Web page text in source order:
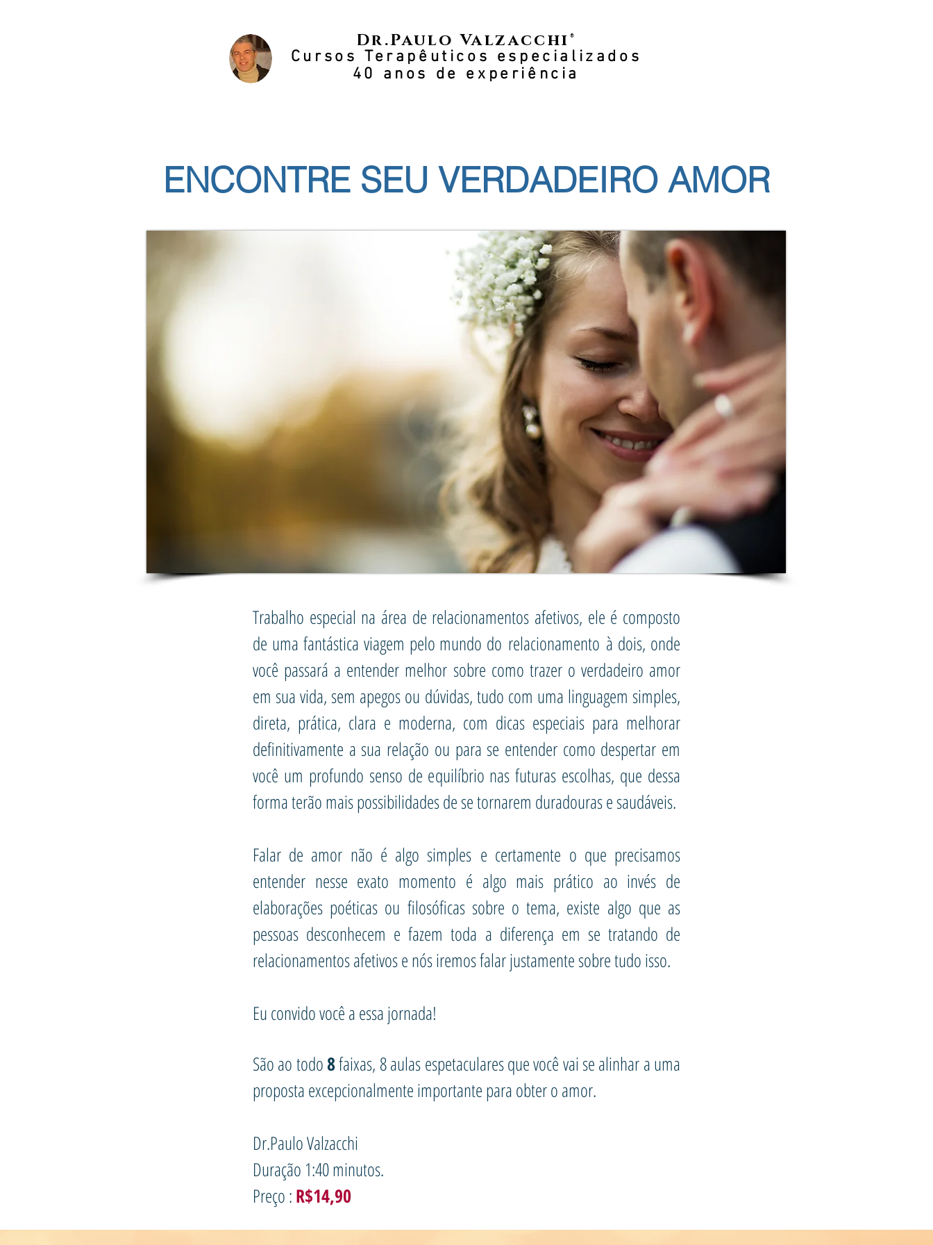
Dr.Paulo Valzacchi®
Cursos Terapêuticos especializados
40 anos de experiência
ENCONTRE SEU VERDADEIRO AMOR
Trabalho especial na área de relacionamentos afetivos, ele é composto
de uma fantástica viagem pelo mundo do relacionamento à dois, onde
você passará a entender melhor sobre como trazer o verdadeiro amor
em sua vida, sem apegos ou dúvidas, tudo com uma linguagem simples,
direta, prática, clara e moderna, com dicas especiais para melhorar
definitivamente a sua relação ou para se entender como despertar em
você um profundo senso de equilíbrio nas futuras escolhas, que dessa
forma terão mais possibilidades de se tornarem duradouras e saudáveis.
Falar de amor não é algo simples e certamente o que precisamos
entender nesse exato momento é algo mais prático ao invés de
elaborações poéticas ou filosóficas sobre o tema, existe algo que as
pessoas desconhecem e fazem toda a diferença em se tratando de
relacionamentos afetivos e nós iremos falar justamente sobre tudo isso.
Eu convido você a essa jornada!
São ao todo8faixas, 8 aulas espetaculares que você vai se alinhar a uma
proposta excepcionalmente importante para obter o amor.
Dr.Paulo Valzacchi
Duração 1:40 minutos.
Preço :R$14,90